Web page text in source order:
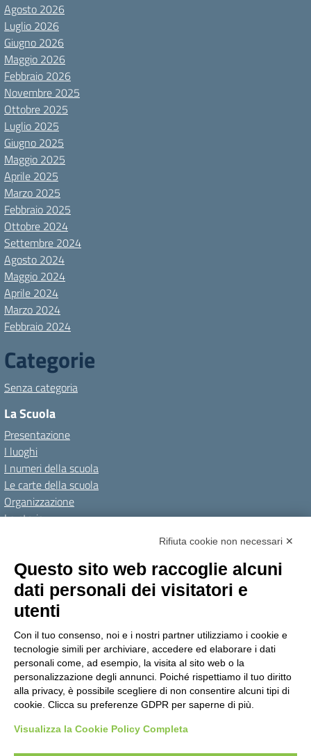
Agosto 2026
Luglio 2026
Giugno 2026
Maggio 2026
Febbraio 2026
Novembre 2025
Ottobre 2025
Luglio 2025
Giugno 2025
Maggio 2025
Aprile 2025
Marzo 2025
Febbraio 2025
Ottobre 2024
Settembre 2024
Agosto 2024
Maggio 2024
Aprile 2024
Marzo 2024
Febbraio 2024
Categorie
Senza categoria
La Scuola
Presentazione
I luoghi
I numeri della scuola
Le carte della scuola
Organizzazione
La storia
Personale scolastico
Famiglie e studenti
Percorsi di studio
Offerta formativa
I progetti delle classi
Novità
Le notizie
Amministrazione TrasparenteAlbo onlinePrivacy Policy
Rifiuta cookie non necessari ✕
Questo sito web raccoglie alcuni
dati personali dei visitatori e
utenti
Con il tuo consenso, noi e i nostri partner utilizziamo i cookie e
tecnologie simili per archiviare, accedere ed elaborare i dati
personali come, ad esempio, la visita al sito web o la
personalizzazione degli annunci. Poiché rispettiamo il tuo diritto
alla privacy, è possibile scegliere di non consentire alcuni tipi di
cookie. Clicca su preferenze GDPR per saperne di più.
Visualizza la Cookie Policy Completa